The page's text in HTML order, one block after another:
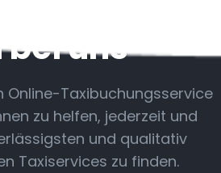
bei uns
Online-Taxibuchungsservice
zu helfen, jederzeit und
und qualitativ
Taxiservices zu finden.